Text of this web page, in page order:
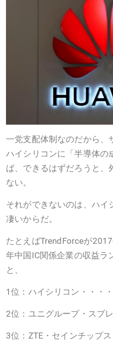
一党支配体制なのだから、
ハイシリコンに「半導体の
ば、できるはずだろうと、
ない。
それができないのは、ハイ
凄いからだ。
たとえばTrendForceが
年中国IC関係企業の収益ラ
と、
1位：ハイシリコン・・・
2位：ユニグループ・スプ
3位：ZTE・セインチップ